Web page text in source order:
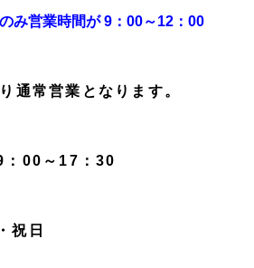
み営業時間が 9：00～12：00
通常営業となります。
9：00～17：30
祝日